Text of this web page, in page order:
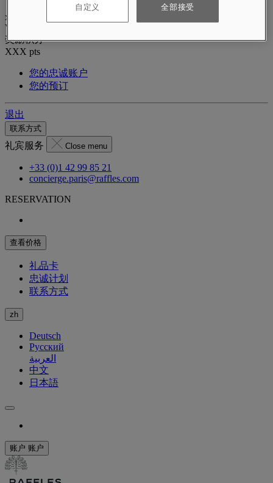
xxxxxxxx
Valid until
奖励积分
XXX pts
您的忠诚账户
您的预订
退出
联系方式
礼宾服务 Close menu
+33 (0)1 42 99 85 21
concierge.paris@raffles.com
RESERVATION
查看价格
礼品卡
忠诚计划
联系方式
zh
Deutsch
Русский
العربية
中文
日本語
账户 账户
自定义 全部接受